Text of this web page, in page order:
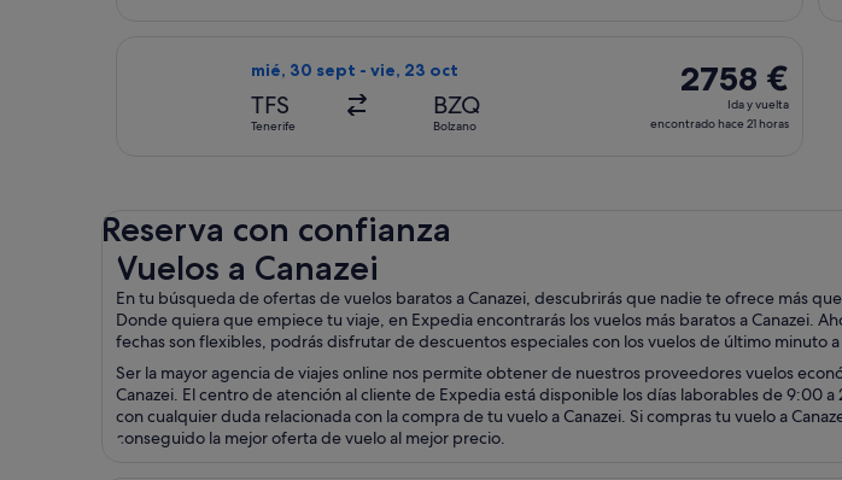
hace
20 horas
mié, 30 sept - vie, 23 oct
TFS
Tenerife
BZQ
Bolzano
2758 €
Ida
y
2758 €
Ida y vuelta
encontrado hace 21 horas
Reserva con confianza
Vuelos a Canazei
En tu búsqueda de ofertas de vuelos baratos a Canazei, descubrirás que nadie te ofrece más
Donde quiera que empiece tu viaje, en Expedia encontrarás los vuelos más baratos a Canazei.
fechas son flexibles, podrás disfrutar de descuentos especiales con los vuelos de último minuto a
Ser la mayor agencia de viajes online nos permite obtener de nuestros proveedores vuelos
Canazei. El centro de atención al cliente de Expedia está disponible los días laborables de 9:00
con cualquier duda relacionada con la compra de tu vuelo a Canazei. Si compras tu vuelo a
conseguido la mejor oferta de vuelo al mejor precio.
Vuelos a Canazei